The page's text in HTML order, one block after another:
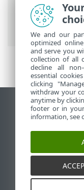
ESET Online
Security>
Masaüstü
End of Life
ESET Bilgi
ESET Status
Bölgesel
We and our
optimized
and serve you
collection of all
decline all
essential
clicking
withdraw your
anytime by
footer or in
information, see